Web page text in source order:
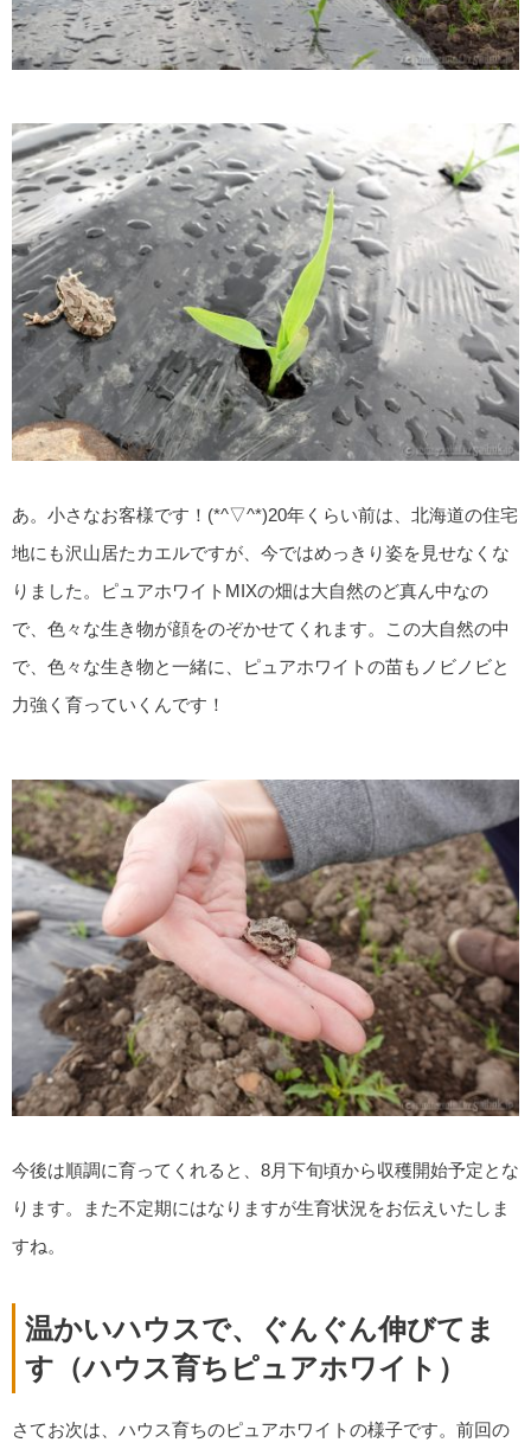
あ。小さなお客様です！(*^▽^*)20年くらい前は、北海道の住宅
地にも沢山居たカエルですが、今ではめっきり姿を見せなくな
りました。ピュアホワイトMIXの畑は大自然のど真ん中なの
で、色々な生き物が顔をのぞかせてくれます。この大自然の中
で、色々な生き物と一緒に、ピュアホワイトの苗もノビノビと
力強く育っていくんです！
今後は順調に育ってくれると、8月下旬頃から収穫開始予定とな
ります。また不定期にはなりますが生育状況をお伝えいたしま
すね。
温かいハウスで、ぐんぐん伸びてま
す（ハウス育ちピュアホワイト）
さてお次は、ハウス育ちのピュアホワイトの様子です。前回の